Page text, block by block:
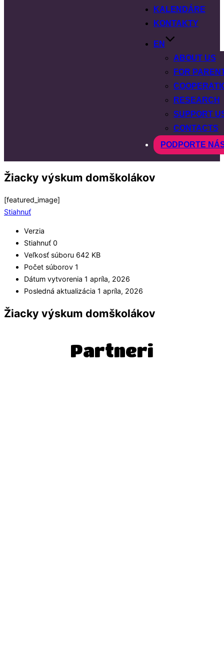
KALENDÁRE
KONTAKTY
EN
ABOUT US
FOR
RESEARCH
SUPPORT
CONTACTS
PODPORTE
Žiacky výskum domškolákov
[featured_image]
Stiahnuť
Verzia
Stiahnuť 0
Veľkosť súboru 642 KB
Počet súborov 1
Dátum vytvorenia 1 apríla, 2026
Posledná aktualizácia 1 apríla, 2026
Žiacky výskum domškolákov
Partneri